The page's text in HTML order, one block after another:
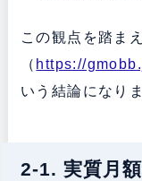
この観点を踏ま
（ https://
いう結論になり
2-1. 実質月